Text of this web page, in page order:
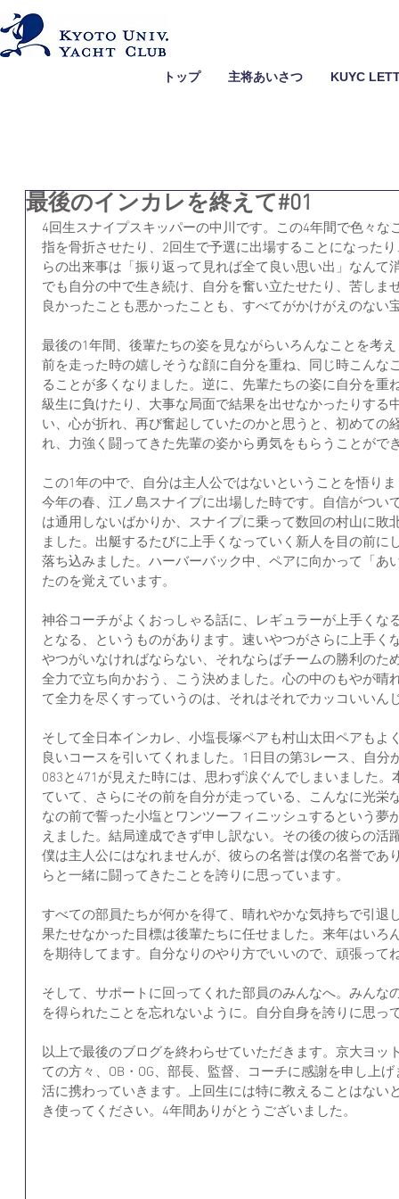
トップ 主将あいさつ KUYC
最後のインカレを終えて#01
4回生スナイプスキッパーの中川です。この4年間で色々な
指を骨折させたり、2回生で予選に出場することになった
らの出来事は「振り返って見れば全て良い思い出」なんて
でも自分の中で生き続け、自分を奮い立たせたり、苦しま
良かったことも悪かったことも、すべてがかけがえのない
最後の1年間、後輩たちの姿を見ながらいろんなことを考
前を走った時の嬉しそうな顔に自分を重ね、同じ時こんな
ることが多くなりました。逆に、先輩たちの姿に自分を重
級生に負けたり、大事な局面で結果を出せなかったりする
い、心が折れ、再び奮起していたのかと思うと、初めての
れ、力強く闘ってきた先輩の姿から勇気をもらうことがで
この1年の中で、自分は主人公ではないということを悟り
今年の春、江ノ島スナイプに出場した時です。自信がつい
は通用しないばかりか、スナイプに乗って数回の村山に敗
ました。出艇するたびに上手くなっていく新人を目の前に
落ち込みました。ハーバーバック中、ペアに向かって「あ
たのを覚えています。
神谷コーチがよくおっしゃる話に、レギュラーが上手くな
となる、というものがあります。速いやつがさらに上手く
やつがいなければならない、それならばチームの勝利のた
全力で立ち向かおう、こう決めました。心の中のもやが晴
て全力を尽くすっていうのは、それはそれでカッコいいん
そして全日本インカレ、小塩長塚ペアも村山太田ペアもよ
良いコースを引いてくれました。1日目の第3レース、自分
083と471が見えた時には、思わず涙ぐんでしまいました
ていて、さらにその前を自分が走っている、こんなに光栄
なの前で誓った小塩とワンツーフィニッシュするという夢
えました。結局達成できず申し訳ない。その後の彼らの活
僕は主人公にはなれませんが、彼らの名誉は僕の名誉であ
らと一緒に闘ってきたことを誇りに思っています。
すべての部員たちが何かを得て、晴れやかな気持ちで引退
果たせなかった目標は後輩たちに任せました。来年はいろ
を期待してます。自分なりのやり方でいいので、頑張って
そして、サポートに回ってくれた部員のみんなへ。みんな
を得られたことを忘れないように。自分自身を誇りに思っ
以上で最後のブログを終わらせていただきます。京大ヨッ
ての方々、OB・OG、部長、監督、コーチに感謝を申し上
活に携わっていきます。上回生には特に教えることはない
き使ってください。4年間ありがとうございました。